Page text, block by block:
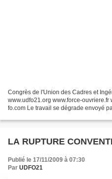
Congrès de l'Union des Cadres et
www.udfo21.org www.force-ouvriere.fr
fo.com Le travail se dégrade envoyé
LA RUPTURE
Publié le 17/11/2009 à 07:30
Par UDFO21